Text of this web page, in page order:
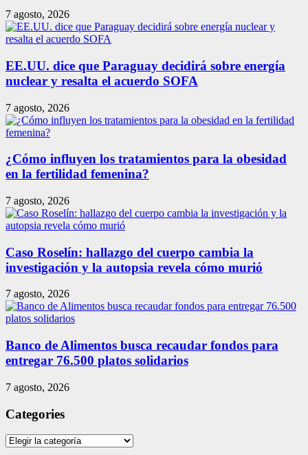
7 agosto, 2026
EE.UU. dice que Paraguay decidirá sobre energía
nuclear y resalta el acuerdo SOFA
7 agosto, 2026
¿Cómo influyen los tratamientos para la obesidad
en la fertilidad femenina?
7 agosto, 2026
Caso Roselín: hallazgo del cuerpo cambia la
investigación y la autopsia revela cómo murió
7 agosto, 2026
Banco de Alimentos busca recaudar fondos para
entregar 76.500 platos solidarios
7 agosto, 2026
Categories
Categories